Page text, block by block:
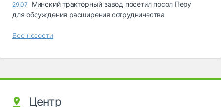
29.07
Минский тракторный завод посетил посол Перу
для обсуждения расширения сотрудничества
Все новости
Центр